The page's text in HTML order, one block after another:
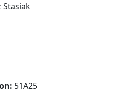
Stasiak
51A25